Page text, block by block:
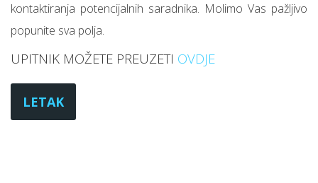
kontaktiranja potencijalnih saradnika. Molimo Vas pažljivo
popunite sva polja.
UPITNIK MOŽETE PREUZETI OVDJE
LETAK